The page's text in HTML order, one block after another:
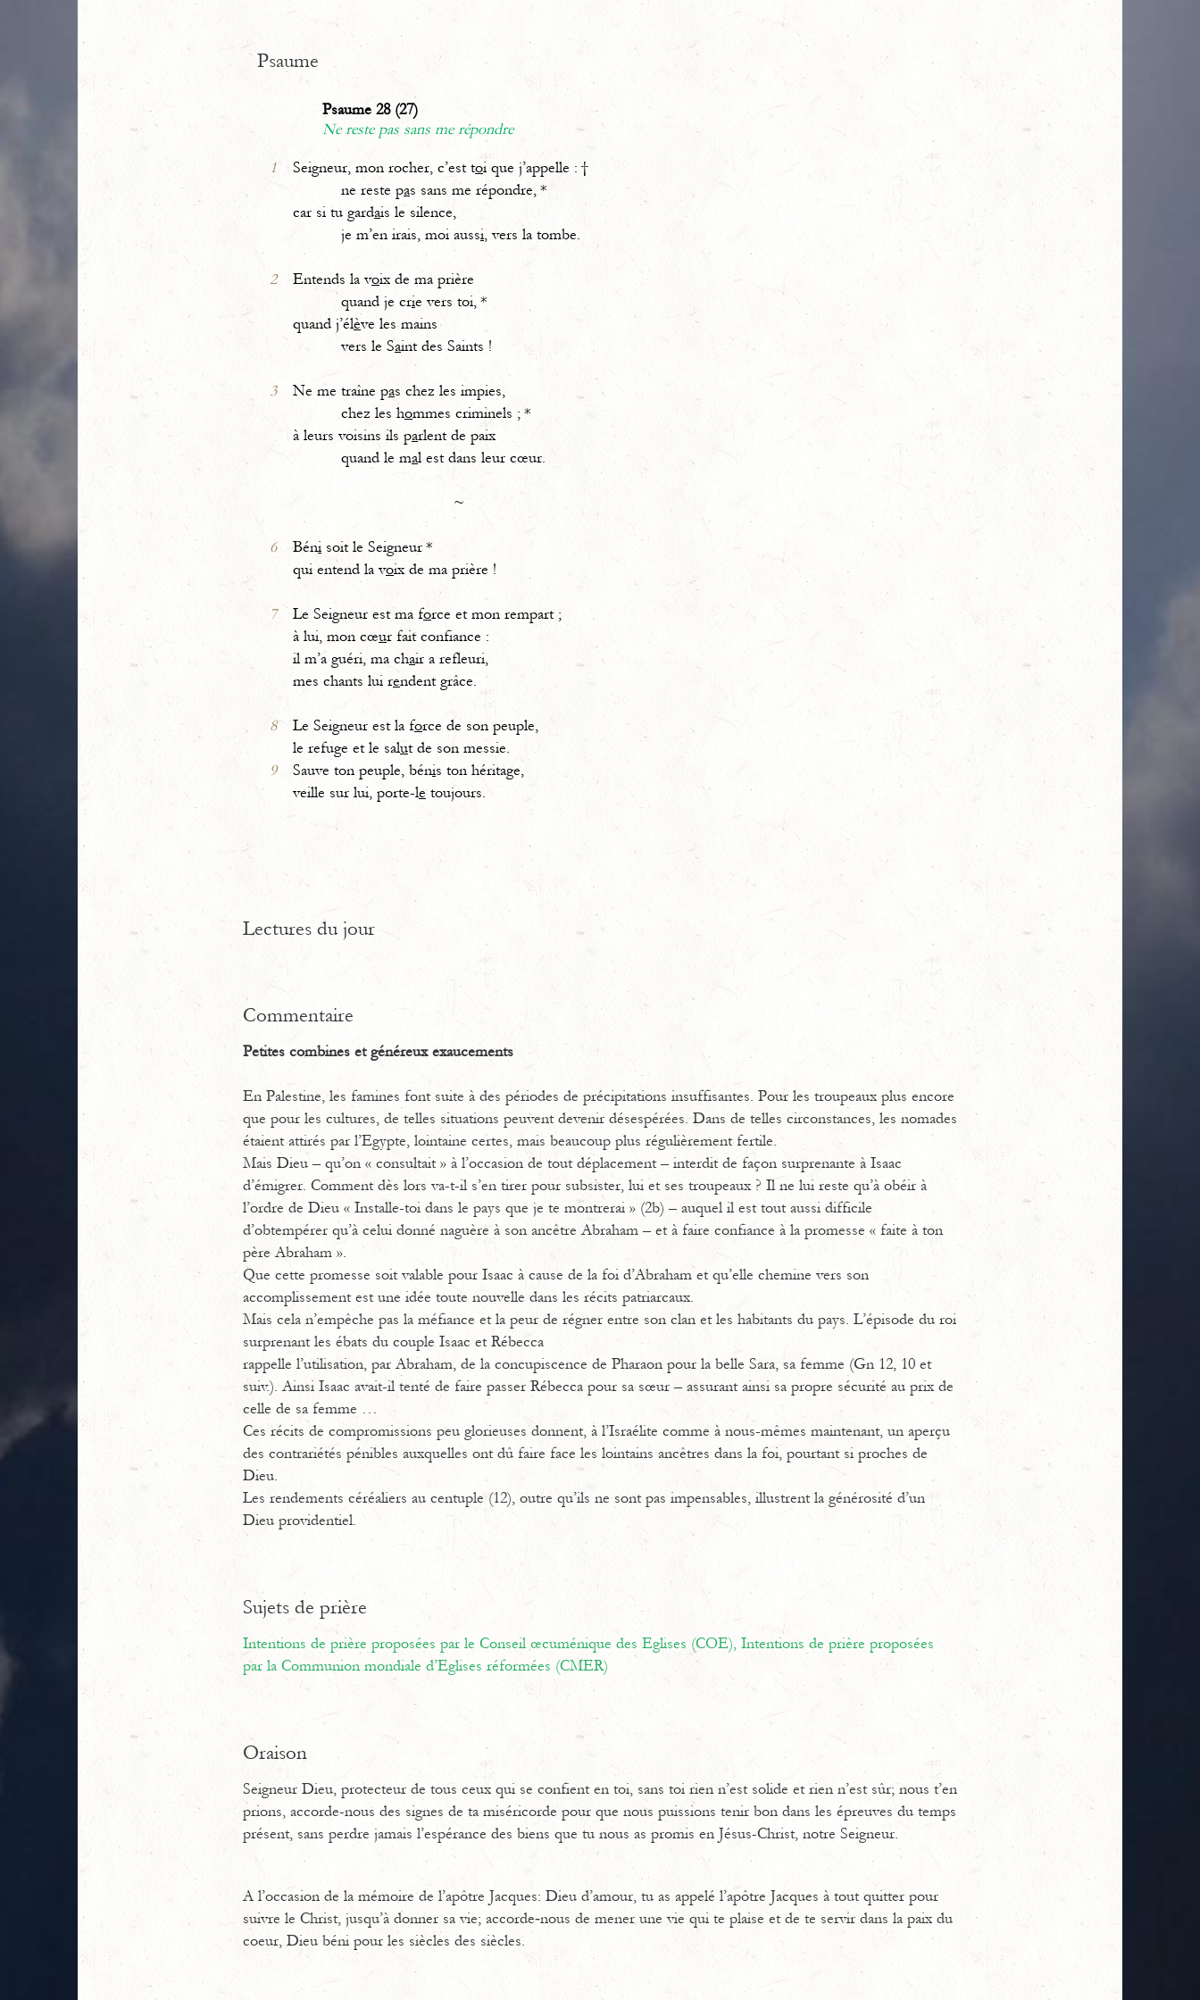
Psaume
Psaume 28 (27)
Ne reste pas sans me répondre
1 Seigneur, mon rocher, c’est toi que j’appelle : †
ne reste pas sans me répondre, *
car si tu gardais le silence,
je m’en irais, moi aussi, vers la tombe.
2 Entends la voix de ma prière
quand je crie vers toi, *
quand j’élève les mains
vers le Saint des Saints !
3 Ne me traîne pas chez les impies,
chez les hommes criminels ; *
à leurs voisins ils parlent de paix
quand le mal est dans leur cœur.
~
6 Béni soit le Seigneur *
qui entend la voix de ma prière !
7 Le Seigneur est ma force et mon rempart ;
à lui, mon cœur fait confiance :
il m’a guéri, ma chair a refleuri,
mes chants lui rendent grâce.
8 Le Seigneur est la force de son peuple,
le refuge et le salut de son messie.
9
Sauve ton peuple, bénis ton héritage,
veille sur lui, porte-letoujours.
Lectures du jour
Commentaire
Petites combines et généreux exaucements
En Palestine, les famines font suite à des périodes de précipitations insuffisantes. Pour les troupeaux plus encore
que pour les cultures, de telles situations peuvent devenir désespérées. Dans de telles circonstances, les nomades
étaient attirés par l’Egypte, lointaine certes, mais beaucoup plus régulièrement fertile.
Mais Dieu – qu’on « consultait » à l’occasion de tout déplacement – interdit de façon surprenante à Isaac
d’émigrer. Comment dès lors va-t-il s’en tirer pour subsister, lui et ses troupeaux ? Il ne lui reste qu’à obéir à
l’ordre de Dieu « Installe-toi dans le pays que je te montrerai » (2b) – auquel il est tout aussi difficile
d’obtempérer qu’à celui donné naguère à son ancêtre Abraham – et à faire confiance à la promesse « faite à ton
père Abraham ».
Que cette promesse soit valable pour Isaac à cause de la foi d’Abraham et qu’elle chemine vers son
accomplissement est une idée toute nouvelle dans les récits patriarcaux.
Mais cela n’empêche pas la méfiance et la peur de régner entre son clan et les habitants du pays. L’épisode du roi
surprenant les ébats du couple Isaac et Rébecca
rappelle l’utilisation, par Abraham, de la concupiscence de Pharaon pour la belle Sara, sa femme (Gn 12, 10 et
suiv.). Ainsi Isaac avait-il tenté de faire passer Rébecca pour sa sœur – assurant ainsi sa propre sécurité au prix de
celle de sa femme …
Ces récits de compromissions peu glorieuses donnent, à l’Israélite comme à nous-mêmes maintenant, un aperçu
des contrariétés pénibles auxquelles ont dû faire face les lointains ancêtres dans la foi, pourtant si proches de
Dieu.
Les rendements céréaliers au centuple (12), outre qu’ils ne sont pas impensables, illustrent la générosité d’un
Dieu providentiel.
Sujets de prière
Intentions de prière proposées par le Conseil œcuménique des Eglises (COE), Intentions de prière proposées
par la Communion mondiale d’Eglises réformées (CMER)
Oraison
Seigneur Dieu, protecteur de tous ceux qui se confient en toi, sans toi rien n’est solide et rien n’est sûr; nous t’en
prions, accorde-nous des signes de ta miséricorde pour que nous puissions tenir bon dans les épreuves du temps
présent, sans perdre jamais l’espérance des biens que tu nous as promis en Jésus-Christ, notre Seigneur.
A l’occasion de la mémoire de l’apôtre Jacques: Dieu d’amour, tu as appelé l’apôtre Jacques à tout quitter pour
suivre le Christ, jusqu’à donner sa vie; accorde‐nous de mener une vie qui te plaise et de te servir dans la paix du
coeur, Dieu béni pour les siècles des siècles.